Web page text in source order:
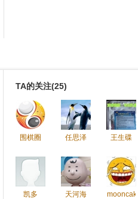
TA的关注(25)
围棋圈 任思泽 王生碟
凯多 天河海 mooncake